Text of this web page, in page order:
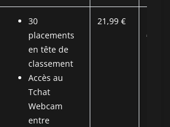
30
placements
en tête de
classement
Accès au
Tchat
Webcam
entre
21,99 €
€